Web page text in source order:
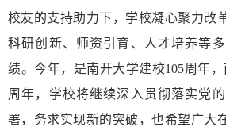
校友的支持助力下，学校凝心聚力改
科研创新、师资引育、人才培养等
绩。今年，是南开大学建校105周年
周年，学校将继续深入贯彻落实党
署，务求实现新的突破，也希望广大